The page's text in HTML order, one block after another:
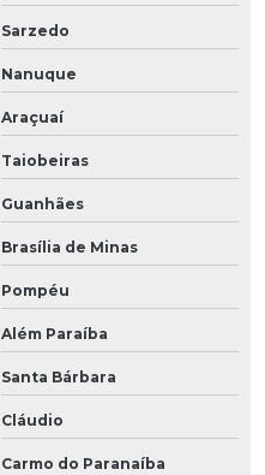
Sarzedo
Nanuque
Araçuaí
Taiobeiras
Guanhães
Brasília de Minas
Pompéu
Além Paraíba
Santa Bárbara
Cláudio
Carmo do Paranaíba